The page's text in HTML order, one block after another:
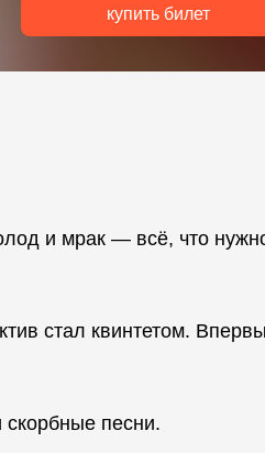
купить билет
и мрак — всё, что
стал квинтетом.
песни.